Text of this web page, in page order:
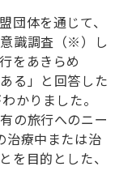
団体を通じて、
識調査（※）し
をあきらめ
る」と回答した
かりました。
の旅行へのニー
治療中または治
を目的とした、